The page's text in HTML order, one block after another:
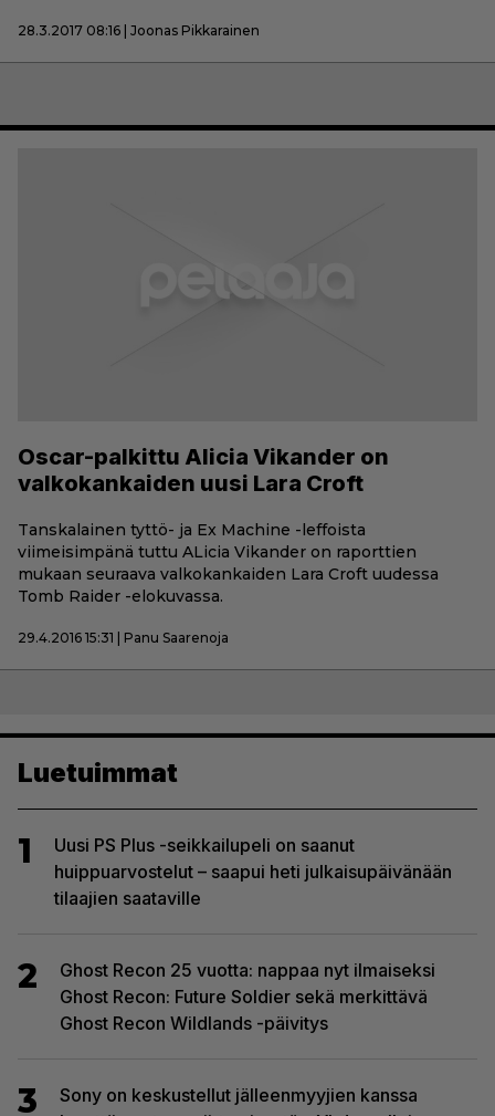
28.3.2017 08:16 | Joonas Pikkarainen
Oscar-palkittu Alicia Vikander on
valkokankaiden uusi Lara Croft
Tanskalainen tyttö- ja Ex Machine -leffoista
viimeisimpänä tuttu ALicia Vikander on raporttien
mukaan seuraava valkokankaiden Lara Croft uudessa
Tomb Raider -elokuvassa.
29.4.2016 15:31 | Panu Saarenoja
Luetuimmat
1
Uusi PS Plus -seikkailupeli on saanut
huippuarvostelut – saapui heti julkaisupäivänään
tilaajien saataville
2
Ghost Recon 25 vuotta: nappaa nyt ilmaiseksi
Ghost Recon: Future Soldier sekä merkittävä
Ghost Recon Wildlands -päivitys
3
Sony on keskustellut jälleenmyyjien kanssa